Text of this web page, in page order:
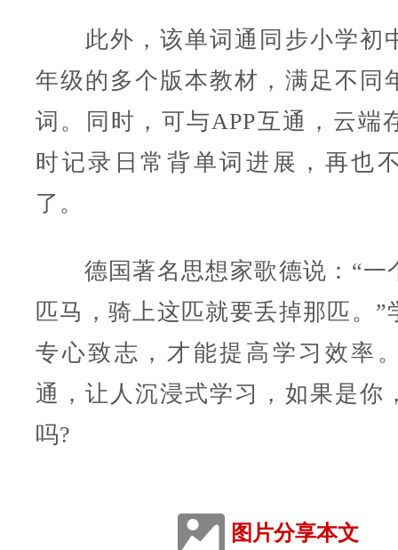
此外，该单词通同步小学初
年级的多个版本教材，满足不同
词。同时，可与APP互通，云端
时记录日常背单词进展，再也
了。
德国著名思想家歌德说：“一
匹马，骑上这匹就要丢掉那匹。”
专心致志，才能提高学习效率
通，让人沉浸式学习，如果是你
吗?
图片分享本文